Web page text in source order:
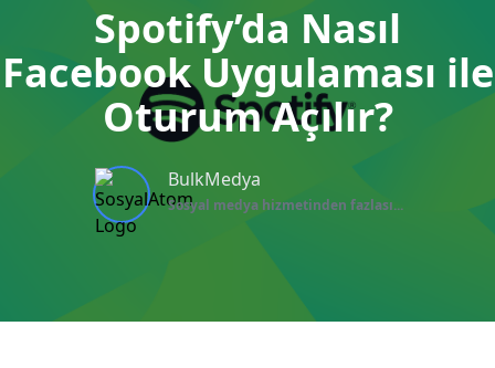
Spotify’da Nasıl
Facebook Uygulaması ile
Oturum Açılır?
BulkMedya
Sosyal medya hizmetinden fazlası...